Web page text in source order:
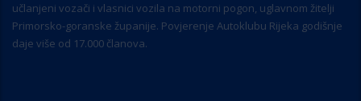
učlanjeni vozači i vlasnici vozila na motorni pogon, uglavnom žitelji
Primorsko-goranske županije. Povjerenje Autoklubu Rijeka godišnje
daje više od 17.000 članova.